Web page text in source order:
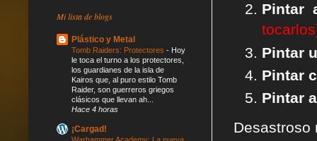
Pintar
Pintar
Pintar
Pintar
Desastroso
Mi lista de blogs
Plástico y Metal
Tomb Raiders: Protectores - Hoy
le toca el turno a los protectores,
los guardianes de la isla de
Kairos que, al puro estilo Tomb
Raider, son guerreros griegos
clásicos que llevan ah...
Hace 4 horas
¡Cargad!